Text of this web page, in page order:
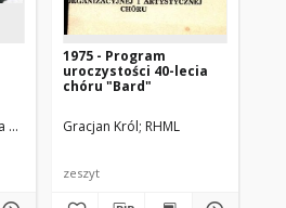
Historii Miasta autor zdjęć: Zygmunt
1975 - Program
uroczystości 40-lecia
chóru "Bard"
Gracjan Król RHML
zeszyt